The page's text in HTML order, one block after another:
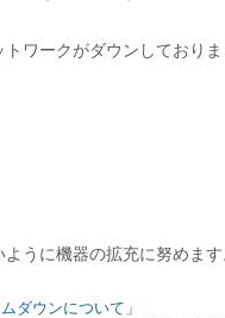
ワークがダウンしており
うに機器の拡充に努めま
ダウンについて」